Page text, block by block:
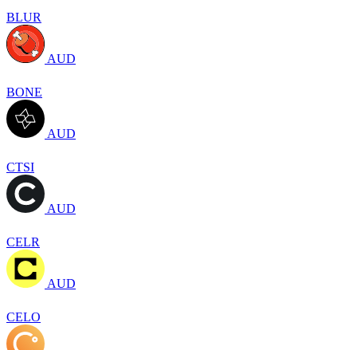
BLUR
AUD
BONE
AUD
CTSI
AUD
CELR
AUD
CELO